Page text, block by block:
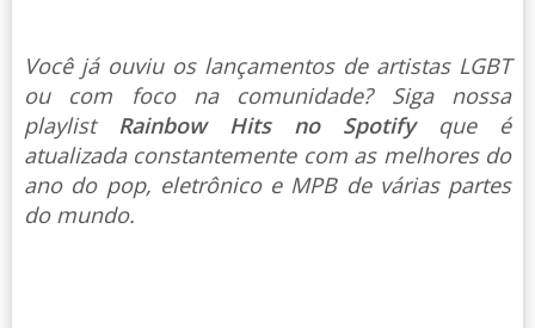
Você já ouviu os lançamentos de artistas LGBT
ou com foco na comunidade? Siga nossa
playlist Rainbow Hits no Spotify que é
atualizada constantemente com as melhores do
ano do pop, eletrônico e MPB de várias partes
do mundo.